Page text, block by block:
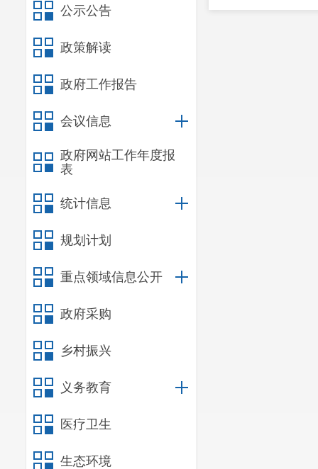
公示公告
政策解读
政府工作报告
会议信息
政府网站工作年度报
表
统计信息
规划计划
重点领域信息公开
政府采购
乡村振兴
义务教育
医疗卫生
生态环境